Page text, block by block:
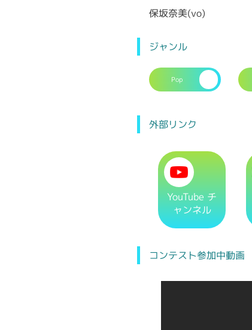
保坂奈美(vo)
ジャンル
Pop
外部リンク
YouTube チ
ャンネル
コンテスト参加中動画